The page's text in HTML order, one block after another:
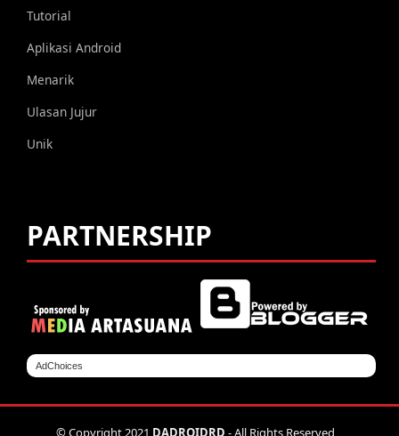
Tutorial
Aplikasi Android
Menarik
Ulasan Jujur
Unik
PARTNERSHIP
AdChoices
© Copyright 2021 DADROIDRD - All Rights Reserved